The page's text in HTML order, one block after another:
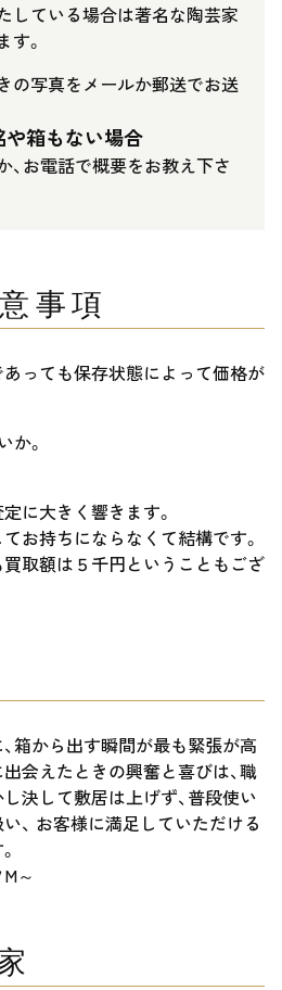
している場合は著名な陶芸家
。
きの写真をメールか郵送でお送
や箱もない場合
、お電話で概要をお教え下さ
事項
っても保存状態によって価格が
か。
に大きく響きます。
お持ちにならなくて結構です。
取額は５千円ということもござ
箱から出す瞬間が最も緊張が高
会えたときの興奮と喜びは、職
決して敷居は上げず、普段使い
、 お客様に満足していただける
～